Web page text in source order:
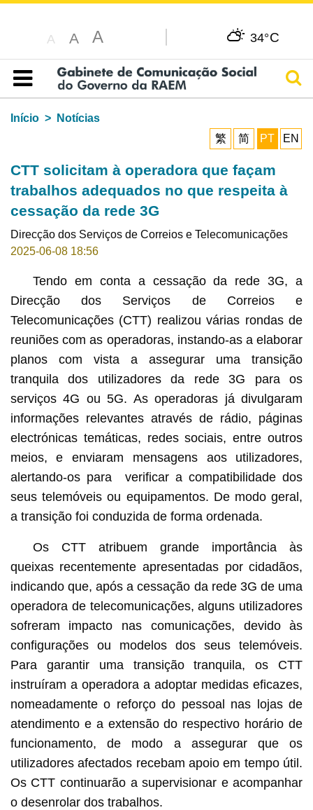
A A A 34°C
Índice
Início
Notícias
繁
简 PT EN
CTT solicitam à operadora que façam
trabalhos adequados no que respeita à
cessação da rede 3G
Direcção dos Serviços de Correios e Telecomunicações
2025-06-08 18:56
Tendo em conta a cessação da rede 3G, a
Direcção dos Serviços de Correios e
Telecomunicações (CTT) realizou várias rondas de
reuniões com as operadoras, instando-as a elaborar
planos com vista a assegurar uma transição
tranquila dos utilizadores da rede 3G para os
serviços 4G ou 5G. As operadoras já divulgaram
informações relevantes através de rádio, páginas
electrónicas temáticas, redes sociais, entre outros
meios, e enviaram mensagens aos utilizadores,
alertando-os para verificar a compatibilidade dos
seus telemóveis ou equipamentos. De modo geral,
a transição foi conduzida de forma ordenada.
Os CTT atribuem grande importância às
queixas recentemente apresentadas por cidadãos,
indicando que, após a cessação da rede 3G de uma
operadora de telecomunicações, alguns utilizadores
sofreram impacto nas comunicações, devido às
configurações ou modelos dos seus telemóveis.
Para garantir uma transição tranquila, os CTT
instruíram a operadora a adoptar medidas eficazes,
nomeadamente o reforço do pessoal nas lojas de
atendimento e a extensão do respectivo horário de
funcionamento, de modo a assegurar que os
utilizadores afectados recebam apoio em tempo útil.
Os CTT continuarão a supervisionar e acompanhar
o desenrolar dos trabalhos.